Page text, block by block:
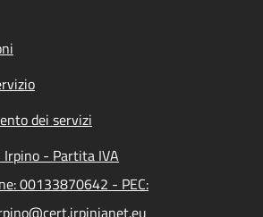
dei servizi
Irpino - Partita IVA
00133870642 - PEC: